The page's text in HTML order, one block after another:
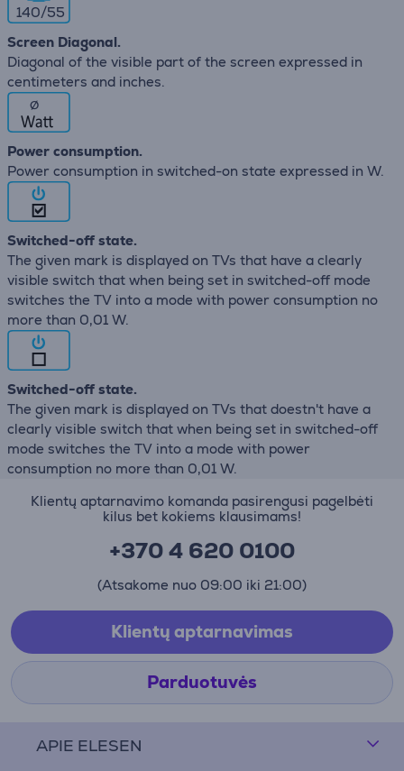
140/55
Screen Diagonal.
Diagonal of the visible part of the screen expressed in
centimeters and inches.
∅
Power consumption.
Power consumption in switched-on state expressed in W.
Switched-off state.
The given mark is displayed on TVs that have a clearly
visible switch that when being set in switched-off mode
switches the TV into a mode with power consumption no
more than 0,01 W.
Switched-off state.
The given mark is displayed on TVs that doestn't have a
clearly visible switch that when being set in switched-off
mode switches the TV into a mode with power
consumption no more than 0,01 W.
APIE ELESEN
Klientų aptarnavimo komanda pasirengusi pagelbėti
kilus bet kokiems klausimams!
+370 4 620 0100
(Atsakome nuo 09:00 iki 21:00)
Klientų aptarnavimas
Parduotuvės